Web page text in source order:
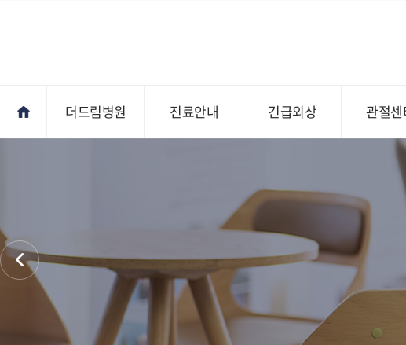
더드림병원 진료안내 긴급외상 관절센
전문의상담